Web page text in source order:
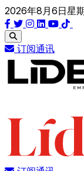
2026年8月6日星
订阅通讯